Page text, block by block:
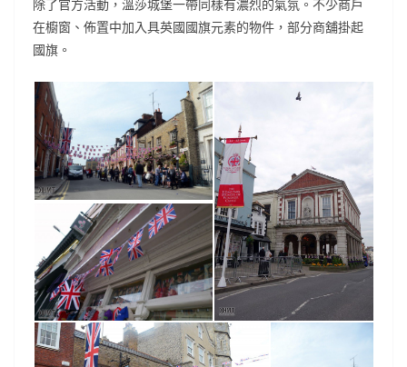
除了官方活動，溫莎城堡一帶同樣有濃烈的氣氛。不少商戶
在櫥窗、佈置中加入具英國國旗元素的物件，部分商舖掛起
國旗。